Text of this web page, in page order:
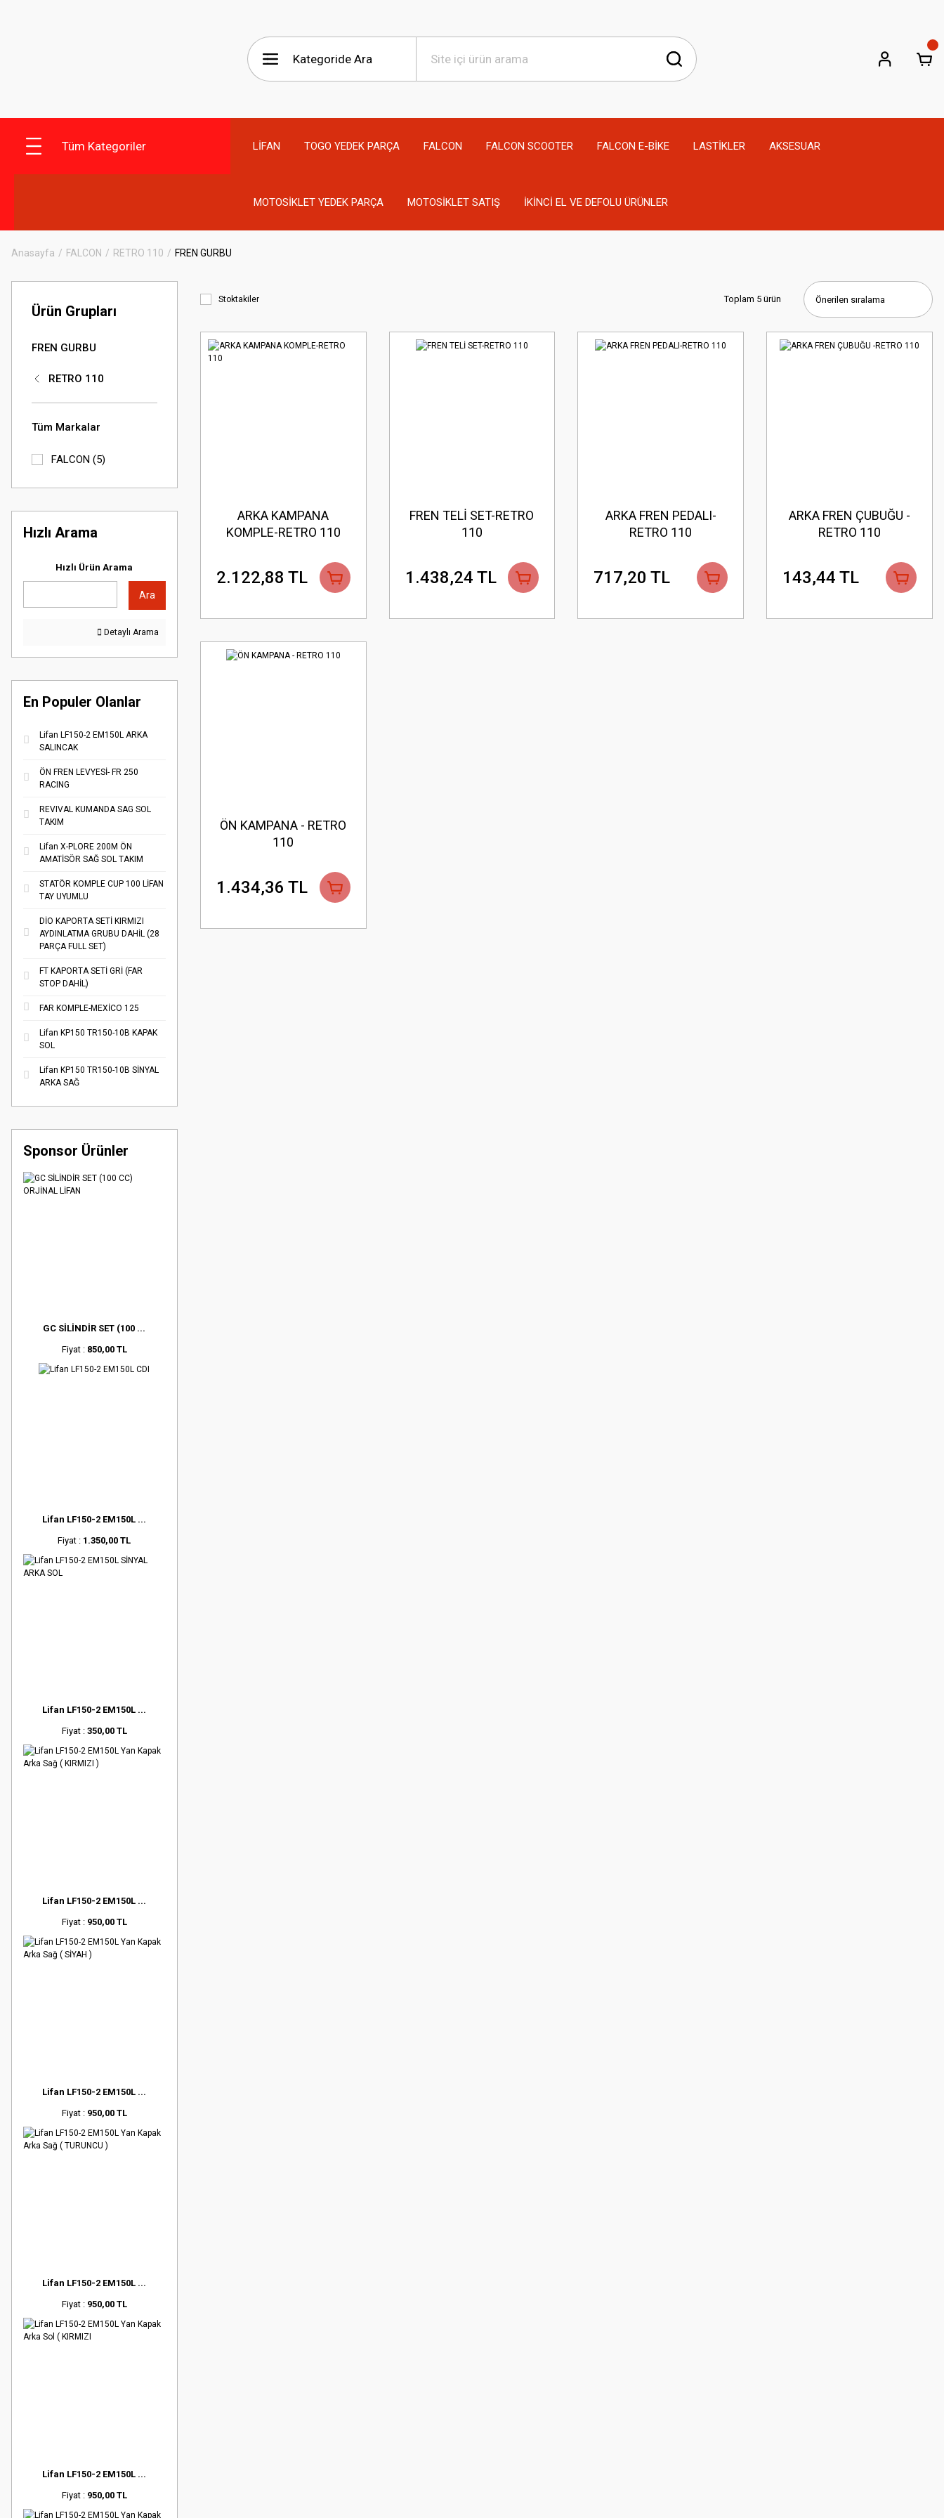
Tüm Kategoriler LİFAN TOGO YEDEK PARÇA FALCON FALCON SCOOTER FALCON E-BİKE LASTİKLER AKSESUAR
MOTOSİKLET YEDEK PARÇA MOTOSİKLET SATIŞ İKİNCİ EL VE DEFOLU ÜRÜNLER
Anasayfa FALCON RETRO 110 FREN GURBU
Ürün Grupları
FREN GURBU
RETRO 110
Tüm Markalar
FALCON (5)
Hızlı Arama
Hızlı Ürün Arama
Ara
Detaylı Arama
En Populer Olanlar
Lifan LF150-2 EM150L ARKA
SALINCAK
ÖN FREN LEVYESİ- FR 250
RACING
REVIVAL KUMANDA SAG SOL
TAKIM
Lifan X-PLORE 200M ÖN
AMATİSÖR SAĞ SOL TAKIM
STATÖR KOMPLE CUP 100 LİFAN
TAY UYUMLU
DİO KAPORTA SETİ KIRMIZI
AYDINLATMA GRUBU DAHİL (28
PARÇA FULL SET)
FT KAPORTA SETİ GRİ (FAR
STOP DAHİL)
FAR KOMPLE-MEXİCO 125
Lifan KP150 TR150-10B KAPAK
SOL
Lifan KP150 TR150-10B SİNYAL
ARKA SAĞ
Sponsor Ürünler
GC SİLİNDİR SET (100 ...
Fiyat : 850,00 TL
Lifan LF150-2 EM150L ...
Fiyat : 1.350,00 TL
Lifan LF150-2 EM150L ...
Fiyat : 350,00 TL
Lifan LF150-2 EM150L ...
Fiyat : 950,00 TL
Lifan LF150-2 EM150L ...
Fiyat : 950,00 TL
Lifan LF150-2 EM150L ...
Fiyat : 950,00 TL
Lifan LF150-2 EM150L ...
Fiyat : 950,00 TL
Stoktakiler Toplam 5 ürün
ARKA KAMPANA
KOMPLE-RETRO 110
2.122,88 TL
FREN TELİ SET-RETRO
110
1.438,24 TL
ARKA FREN PEDALI-
RETRO 110
717,20 TL
ARKA FREN ÇUBUĞU -
RETRO 110
143,44 TL
ÖN KAMPANA - RETRO
110
1.434,36 TL